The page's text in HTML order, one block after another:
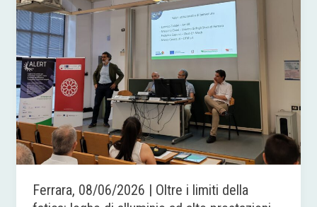
Ferrara, 08/06/2026 | Oltre i limiti della
Oltre
i
limiti
della
fatica:
leghe
di
alluminio
ad
prestazioni